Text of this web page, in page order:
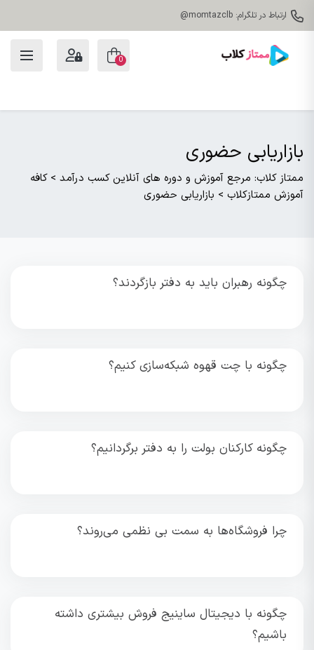
ارتباط در تلگرام: momtazclb@
0
بازاریابی حضوری
ممتاز کلاب: مرجع آموزش و دوره های آنلاین کسب درآمد > کافه
آموزش ممتازکلاب > بازاریابی حضوری
چگونه رهبران باید به دفتر بازگردند؟
چگونه با چت قهوه شبکه‌سازی کنیم؟
چگونه کارکنان بولت را به دفتر برگردانیم؟
چرا فروشگاه‌ها به سمت بی نظمی می‌روند؟
چگونه با دیجیتال ساینیج فروش بیشتری داشته
باشیم؟